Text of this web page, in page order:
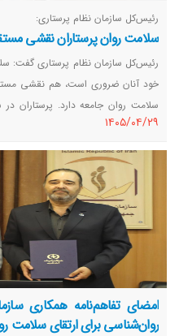
رئیس‌کل سازمان نظام پرستاری:
سلامت روان پرستاران نقشی
رئیس‌کل سازمان نظام پرستاری گفت:
خود آنان ضروری است، هم نقشی
سلامت روان جامعه دارد. پرستاران
درمانی، نقش مهمی در آرامش‌بخشی و
این ظرفیت باید توجه شود.
١٤٠٥/٠٤/٢٩
امضای تفاهم‌نامه همکاری
روان‌شناسی برای ارتقای سلامت